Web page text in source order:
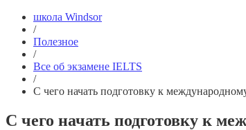
школа Windsor
/
Полезное
/
Все об экзамене IELTS
/
С чего начать подготовку к
С чего начать подготовку к